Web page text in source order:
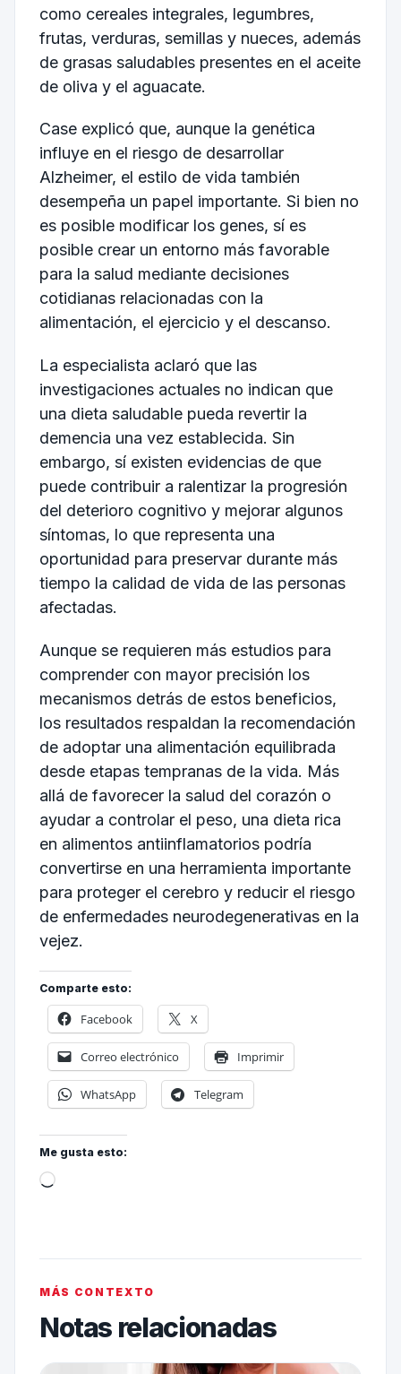
como cereales integrales, legumbres,
frutas, verduras, semillas y nueces, además
de grasas saludables presentes en el aceite
de oliva y el aguacate.
Case explicó que, aunque la genética
influye en el riesgo de desarrollar
Alzheimer, el estilo de vida también
desempeña un papel importante. Si bien no
es posible modificar los genes, sí es
posible crear un entorno más favorable
para la salud mediante decisiones
cotidianas relacionadas con la
alimentación, el ejercicio y el descanso.
La especialista aclaró que las
investigaciones actuales no indican que
una dieta saludable pueda revertir la
demencia una vez establecida. Sin
embargo, sí existen evidencias de que
puede contribuir a ralentizar la progresión
del deterioro cognitivo y mejorar algunos
síntomas, lo que representa una
oportunidad para preservar durante más
tiempo la calidad de vida de las personas
afectadas.
Aunque se requieren más estudios para
comprender con mayor precisión los
mecanismos detrás de estos beneficios,
los resultados respaldan la recomendación
de adoptar una alimentación equilibrada
desde etapas tempranas de la vida. Más
allá de favorecer la salud del corazón o
ayudar a controlar el peso, una dieta rica
en alimentos antiinflamatorios podría
convertirse en una herramienta importante
para proteger el cerebro y reducir el riesgo
de enfermedades neurodegenerativas en la
vejez.
Comparte esto:
Facebook X
Correo electrónico Imprimir
WhatsApp Telegram
Me gusta esto:
MÁS CONTEXTO
Notas relacionadas